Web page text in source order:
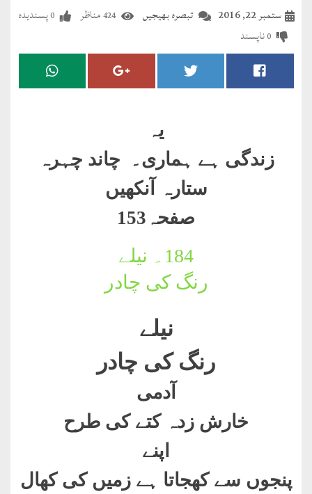
مضطرؔ
دستِ
درعدن
تبصرہ بھیجیں ستمبر 22, 2016 424مناظر 0پسندیدہ
0ناپسند
یہ
زندگی ہے ہماری۔ چاند چہرہ
ستارہ آنکھیں
صفحہ153
184۔
نیلے
رنگ کی چادر
نیلے
رنگ کی چادر
آدمی
خارش زدہ کتے کی طرح
اپنے
پنجوں سے کھجاتا ہے زمیں کی کھال